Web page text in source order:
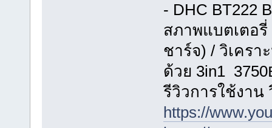
- DHC BT222
สภาพแบตเตอรี่
ชาร์จ) / วิเคร
ด้วย 3in1 3750
รีวิวการใช้งาน
https://